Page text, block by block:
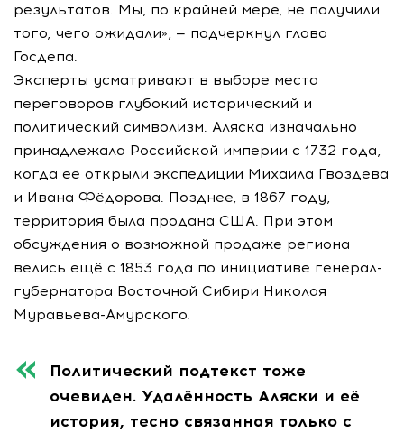
результатов. Мы, по крайней мере, не получили
того, чего ожидали», — подчеркнул глава
Госдепа.
Эксперты усматривают в выборе места
переговоров глубокий исторический и
политический символизм. Аляска изначально
принадлежала Российской империи с 1732 года,
когда её открыли экспедиции Михаила Гвоздева
и Ивана Фёдорова. Позднее, в 1867 году,
территория была продана США. При этом
обсуждения о возможной продаже региона
велись ещё с 1853 года по инициативе генерал-
губернатора Восточной Сибири Николая
Муравьева-Амурского.
Политический подтекст тоже
очевиден. Удалённость Аляски и её
история, тесно связанная только с